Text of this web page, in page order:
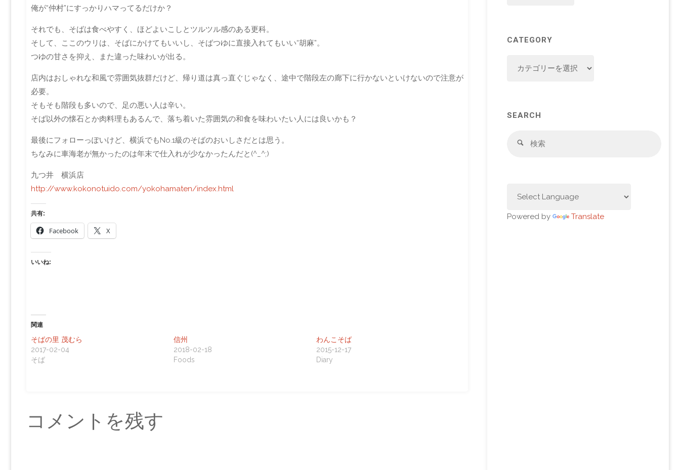
俺が“仲村”にすっかりハマってるだけか？
それでも、そばは食べやすく、ほどよいこしとツルツル感のある更科。
そして、ここのウリは、そばにかけてもいいし、そばつゆに直接入れてもいい“胡麻”。
つゆの甘さを抑え、また違った味わいが出る。
店内はおしゃれな和風で雰囲気抜群だけど、帰り道は真っ直ぐじゃなく、途中で階段左の廊下に行かないといけないので注意が
必要。
そもそも階段も多いので、足の悪い人は辛い。
そば以外の懐石とか肉料理もあるんで、落ち着いた雰囲気の和食を味わいたい人には良いかも？
最後にフォローっぽいけど、横浜でもNo.1級のそばのおいしさだとは思う。
ちなみに車海老が無かったのは年末で仕入れが少なかったんだと(^_^;)
九つ井 横浜店
http://www.kokonotuido.com/yokohamaten/index.html
共有:
Facebook X
いいね:
関連
そばの里 茂むら
2017-02-04
そば
信州
2018-02-18
Foods
わんこそば
2015-12-17
Diary
コメントを残す
CATEGORY
SEARCH
検
Powered by Translate